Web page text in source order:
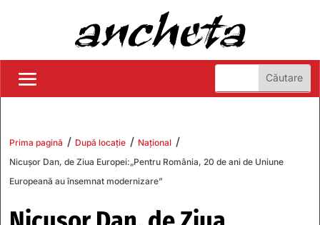
Prima pagină / După locație / Național /
Nicuşor Dan, de Ziua Europei:„Pentru România, 20 de ani de Uniune
Europeană au însemnat modernizare”